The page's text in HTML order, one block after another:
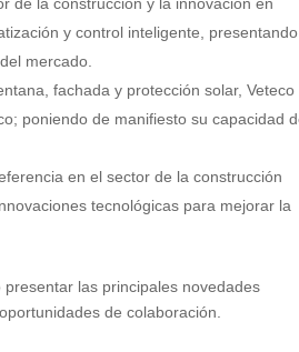
y control inteligente, presentando
mercado.
fachada y protección solar, Veteco
poniendo de manifiesto su capacidad
en el sector de la construcción
tecnológicas para mejorar la
las principales novedades
de colaboración.